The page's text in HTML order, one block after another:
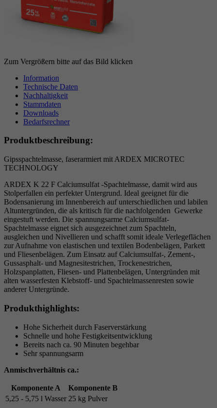
Zum Vergrößern bitte auf das Bild klicken
Information
Technische Daten
Nachhaltigkeit
Stammdaten
Downloads
Bedarfsrechner
Produktbeschreibung:
Gipsspachtelmasse, faserarmiert mit ARDEX MICROTEC
TECHNOLOGY
ARDEX K 22 F Calciumsulfat -Spachtelmasse, damit wird aus
Stolperfallen ein perfekter Untergrund. Ideal geeignet für die
Bodensanierung im Innenbereich auf unterschiedlichen und labilen
Altuntergründen, die als kritisch für die nachfolgenden Gewerke
eingestuft werden. Die spannungsarme Calciumsulfat-
Spachtelmasse eignet sich ausgezeichnet zum Spachteln,
ausgleichen und Nivellieren und schafft somit ideale Verlegeflächen
zur Aufnahme von elastischen und textilen Bodenbelägen, Parkett
und Fliesenbelägen. Zum Einsatz auf Calciumsulfat-, Zement-,
Gussasphalt- und Magnesitestrichen, Trockenestrichen,
Holzspanplatten, Fliesen- und Plattenbelägen, Untergründen mit
alten wasserfesten Klebstoff- und Spachtelmassenresten sowie
anderer Untergründe.
Produkthighlights:
Hohe Sicherheit durch Faserverstärkung
Schnelle und hohe Festigkeitsentwicklung
Bereits nach ca. 90 Minuten begehbar
Sehr spannungsarm
Anmischverhältnis ca.:
Komponente A
Komponente B
5,25 - 5,75 l Wasser 25 kg Pulver
Laufzeit 6 Monate
reCAPTCHA setzt ein notwendiges Cookie